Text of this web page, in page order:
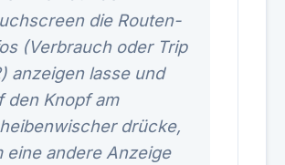
die Routen-
(Verbrauch oder Trip
anzeigen lasse und
den Knopf am
drücke,
eine andere Anzeige